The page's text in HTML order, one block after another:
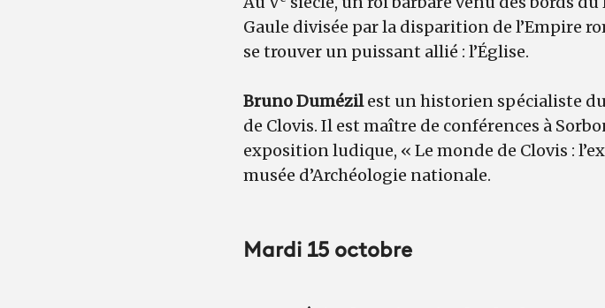
Gaule divisée par la disparition de l’Empire
se trouver un puissant allié : l’Église.
Bruno Dumézilest un historien spécialiste
de Clovis. Il est maître de conférences à
exposition ludique, « Le monde de Clovis :
musée d’Archéologie nationale.
Mardi 15 octobre